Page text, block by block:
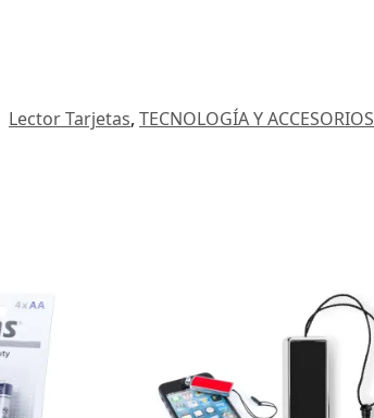
Lector Tarjetas, TECNOLOGÍA Y ACCESORIOS